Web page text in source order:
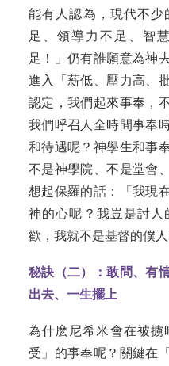
能有人認為，現代不
足、領導力不足、智
足！」仍有誰願意為神
進入「薪低、壓力高、
認定，我們起來事奉，
我們呼召人全時間事奉
和待遇呢？神學生和事
不是神學院、不是堂會
想起保羅的話：「我現
神的心呢？我豈是討
歡，我就不是基督的僕人
秘訣（二）：敢問、有
出去、一生擺上
為什麽尼希米會在被
受」的事奉呢？關鍵在